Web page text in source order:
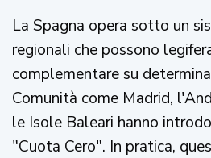
La Spagna opera sotto un
regionali che possono
complementare su
Comunità come Madrid,
le Isole Baleari hanno
"Cuota Cero". In pratica,